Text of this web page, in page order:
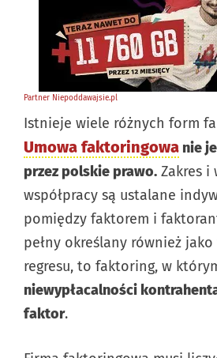
Istnieje wiele różnych form
Umowa faktoringowa nie
przez polskie prawo. Zakres i
współpracy są ustalane
pomiędzy faktorem i
pełny określany również
regresu, to faktoring, w
niewypłacalności
faktor.